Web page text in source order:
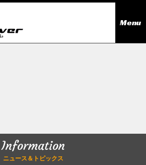
Menu
Information
ニュース＆トピックス